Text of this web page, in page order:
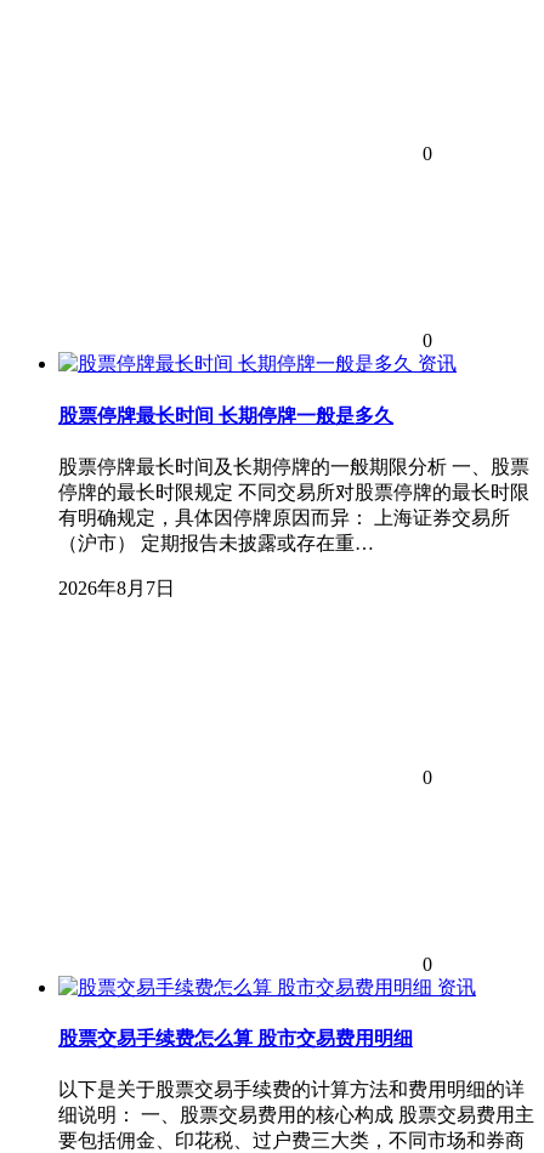
0
0
资讯
股票停牌最长时间 长期停牌一般是多久
股票停牌最长时间及长期停牌的一般期限分析 一、股票
停牌的最长时限规定 不同交易所对股票停牌的最长时限
有明确规定，具体因停牌原因而异： 上海证券交易所
（沪市） 定期报告未披露或存在重…
2026年8月7日
0
0
资讯
股票交易手续费怎么算 股市交易费用明细
以下是关于股票交易手续费的计算方法和费用明细的详
细说明： 一、股票交易费用的核心构成 股票交易费用主
要包括佣金、印花税、过户费三大类，不同市场和券商